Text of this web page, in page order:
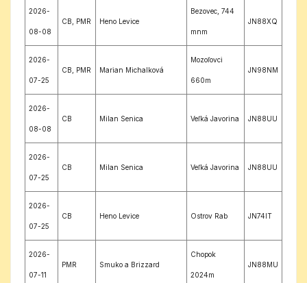
2026-
08-08
CB, PMR Heno Levice
Bezovec, 744
mnm
JN88XQ
2026-
07-25
CB, PMR Marian Michalková
Mozoľovci
660m
JN98NM
2026-
08-08
CB Milan Senica Veľká Javorina JN88UU
2026-
07-25
CB Milan Senica Veľká Javorina JN88UU
2026-
07-25
CB Heno Levice Ostrov Rab JN74IT
2026-
07-11
PMR Smuko a Brizzard
Chopok
2024m
JN88MU